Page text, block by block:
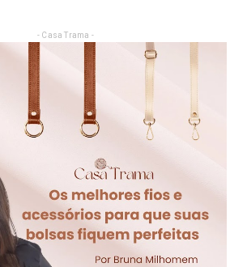
- Casa Trama -